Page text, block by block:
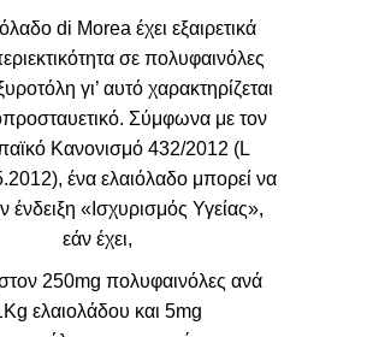
di Morea έχει εξαιρετικά
σε πολυφαινόλες
γι’ αυτό χαρακτηρίζεται
Σύμφωνα με τον
Κανονισμό 432/2012 (L
ένα ελαιόλαδο μπορεί να
ένδειξη «Ισχυρισμός Υγείας»,
εάν έχει,
250mg πολυφαινόλες ανά
ελαιολάδου και 5mg